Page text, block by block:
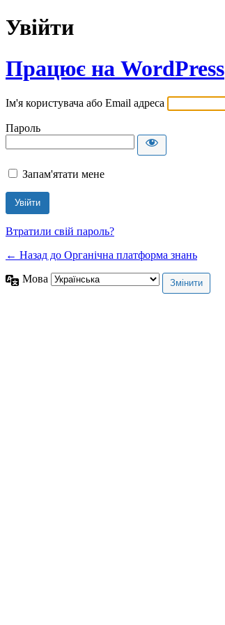
Увійти
Працює на WordPress
Ім'я користувача або Email адреса
Пароль
Запам'ятати мене
Втратили свій пароль?
← Назад до Органічна платформа знань
Мова